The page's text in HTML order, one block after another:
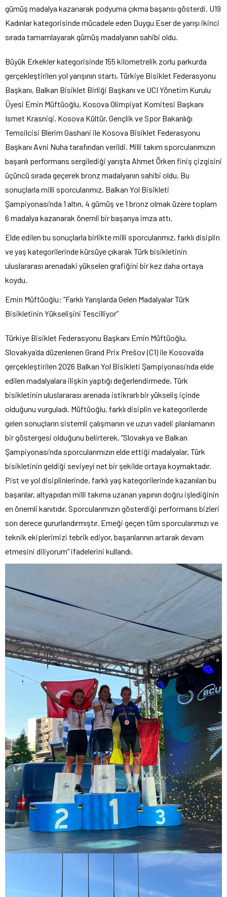
gümüş madalya kazanarak podyuma çıkma başarısı gösterdi. U19
Kadınlar kategorisinde mücadele eden Duygu Eser de yarışı ikinci
sırada tamamlayarak gümüş madalyanın sahibi oldu.
Büyük Erkekler kategorisinde 155 kilometrelik zorlu parkurda
gerçekleştirilen yol yarışının startı, Türkiye Bisiklet Federasyonu
Başkanı, Balkan Bisiklet Birliği Başkanı ve UCI Yönetim Kurulu
Üyesi Emin Müftüoğlu, Kosova Olimpiyat Komitesi Başkanı
Ismet Krasniqi, Kosova Kültür, Gençlik ve Spor Bakanlığı
Temsilcisi Blerim Gashani ile Kosova Bisiklet Federasyonu
Başkanı Avni Nuha tarafından verildi. Milli takım sporcularımızın
başarılı performans sergilediği yarışta Ahmet Örken finiş çizgisini
üçüncü sırada geçerek bronz madalyanın sahibi oldu. Bu
sonuçlarla milli sporcularımız, Balkan Yol Bisikleti
Şampiyonası’nda 1 altın, 4 gümüş ve 1 bronz olmak üzere toplam
6 madalya kazanarak önemli bir başarıya imza attı.
Elde edilen bu sonuçlarla birlikte milli sporcularımız, farklı disiplin
ve yaş kategorilerinde kürsüye çıkarak Türk bisikletinin
uluslararası arenadaki yükselen grafiğini bir kez daha ortaya
koydu.
Emin Müftüoğlu: “Farklı Yarışlarda Gelen Madalyalar Türk
Bisikletinin Yükselişini Tescilliyor”
Türkiye Bisiklet Federasyonu Başkanı Emin Müftüoğlu,
Slovakya’da düzenlenen Grand Prix Prešov (C1) ile Kosova’da
gerçekleştirilen 2026 Balkan Yol Bisikleti Şampiyonası’nda elde
edilen madalyalara ilişkin yaptığı değerlendirmede, Türk
bisikletinin uluslararası arenada istikrarlı bir yükseliş içinde
olduğunu vurguladı. Müftüoğlu, farklı disiplin ve kategorilerde
gelen sonuçların sistemli çalışmanın ve uzun vadeli planlamanın
bir göstergesi olduğunu belirterek, “Slovakya ve Balkan
Şampiyonası’nda sporcularımızın elde ettiği madalyalar, Türk
bisikletinin geldiği seviyeyi net bir şekilde ortaya koymaktadır.
Pist ve yol disiplinlerinde, farklı yaş kategorilerinde kazanılan bu
başarılar, altyapıdan milli takıma uzanan yapının doğru işlediğinin
en önemli kanıtıdır. Sporcularımızın gösterdiği performans bizleri
son derece gururlandırmıştır. Emeği geçen tüm sporcularımızı ve
teknik ekiplerimizi tebrik ediyor, başarılarının artarak devam
etmesini diliyorum” ifadelerini kullandı.